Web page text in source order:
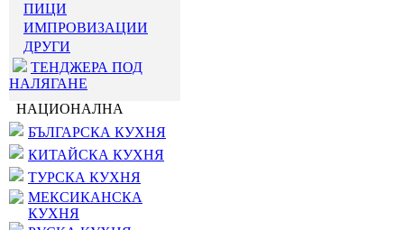
ПИЦИ
ИМПРОВИЗАЦИИ
ДРУГИ
ТЕНДЖЕРА ПОД
НАЛЯГАНЕ
НАЦИОНАЛНА
БЪЛГАРСКА КУХНЯ
КИТАЙСКА КУХНЯ
ТУРСКА КУХНЯ
МЕКСИКАНСКА
КУХНЯ